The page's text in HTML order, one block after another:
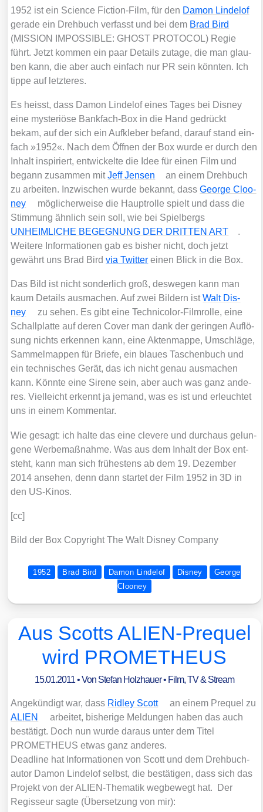
1952 ist ein Sci­ence Fic­tion-Film, für den Damon Linde­l­of
gera­de ein Dreh­buch ver­fasst und bei dem Brad Bird
(MISSION IMPOSSIBLE: GHOST PROTOCOL) Regie
führt. Jetzt kom­men ein paar Details zuta­ge, die man glau­
ben kann, die aber auch ein­fach nur PR sein könn­ten. Ich
tip­pe auf letz­te­res.
Es heisst, dass Damon Linde­l­of eines Tages bei Dis­ney
eine mys­te­riö­se Bank­fach-Box in die Hand gedrückt
bekam, auf der sich ein Auf­kle­ber befand, dar­auf stand ein­
fach »1952«. Nach dem Öff­nen der Box wur­de er durch den
Inhalt inspi­riert, ent­wi­ckel­te die Idee für einen Film und
begann zusam­men mitJeff Jen­sen
an einem Dreh­buch
zu arbei­ten. Inzwi­schen wur­de bekannt, dassGeor­ge Cloo­
ney
mög­li­cher­wei­se die Haupt­rol­le spielt und dass die
Stim­mung ähn­lich sein soll, wie bei Spiel­bergs
UNHEIMLICHE BEGEGNUNG DER DRITTEN ART
.
Wei­te­re Infor­ma­tio­nen gab es bis­her nicht, doch jetzt
gewährt uns Brad Birdvia Twit­ter einen Blick in die Box.
Das Bild ist nicht son­der­lich groß, des­we­gen kann man
kaum Details aus­ma­chen. Auf zwei Bil­dern istWalt Dis­
ney
zu sehen. Es gibt eine Tech­ni­co­lor-Film­rol­le, eine
Schall­plat­te auf deren Cover man dank der gerin­gen Auf­lö­
sung nichts erken­nen kann, eine Akten­map­pe, Umschlä­ge,
Sam­mel­map­pen für Brie­fe, ein blau­es Taschen­buch und
ein tech­ni­sches Gerät, das ich nicht genau aus­ma­chen
kann. Könn­te eine Sire­ne sein, aber auch was ganz ande­
res. Viel­leicht erkennt ja jemand, was es ist und erleuch­tet
uns in einem Kom­men­tar.
Wie gesagt: ich hal­te das eine cle­ve­re und durch­aus gelun­
ge­ne Wer­be­maß­nah­me. Was aus dem Inhalt der Box ent­
steht, kann man sich frü­hes­tens ab dem 19. Dezem­ber
2014 anse­hen, denn dann star­tet der Film 1952 in 3D in
den US-Kinos.
[cc]
Bild der Box Copy­right The Walt Dis­ney Com­pa­ny
1952 Brad Bird Damon Lindelof Disney
George
Clooney
Aus Scotts ALIEN-Prequel
wird PROMETHEUS
15.01.2011• Von Stefan Holzhauer• Film, TV & Stream
Ange­kün­digt war, dass Rid­ley Scott
an einem Pre­quel zu
ALIEN
arbei­tet, bis­he­ri­ge Mel­dun­gen haben das auch
bestä­tigt. Doch nun wur­de dar­aus unter dem Titel
PROMETHEUS etwas ganz ande­res.
Dead­line hat Infor­ma­tio­nen von Scott und dem Dreh­buch­
au­tor Damon Linde­l­of selbst, die bestä­ti­gen, dass sich das
Pro­jekt von der ALI­EN-The­ma­tik weg­be­wegt hat. Der
Regis­seur sag­te (Über­set­zung von mir):